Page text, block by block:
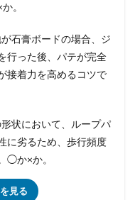
。
石膏ボードの場合、ジ
行った後、パテが完全
接着力を高めるコツで
状において、ループパ
に劣るため、歩行頻度
◯か×か。
見る